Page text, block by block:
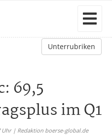
Unterrubriken
69,5
im Q1
Uhr | Redaktion boerse-global.de